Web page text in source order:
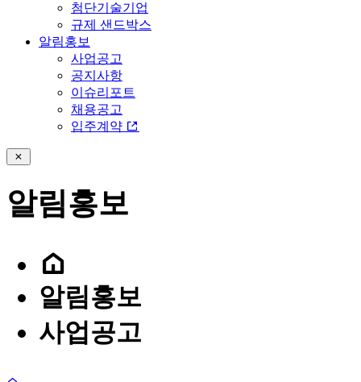
첨단기술기업
규제 샌드박스
알림홍보
사업공고
공지사항
이슈리포트
채용공고
입주계약
알림홍보
알림홍보
사업공고